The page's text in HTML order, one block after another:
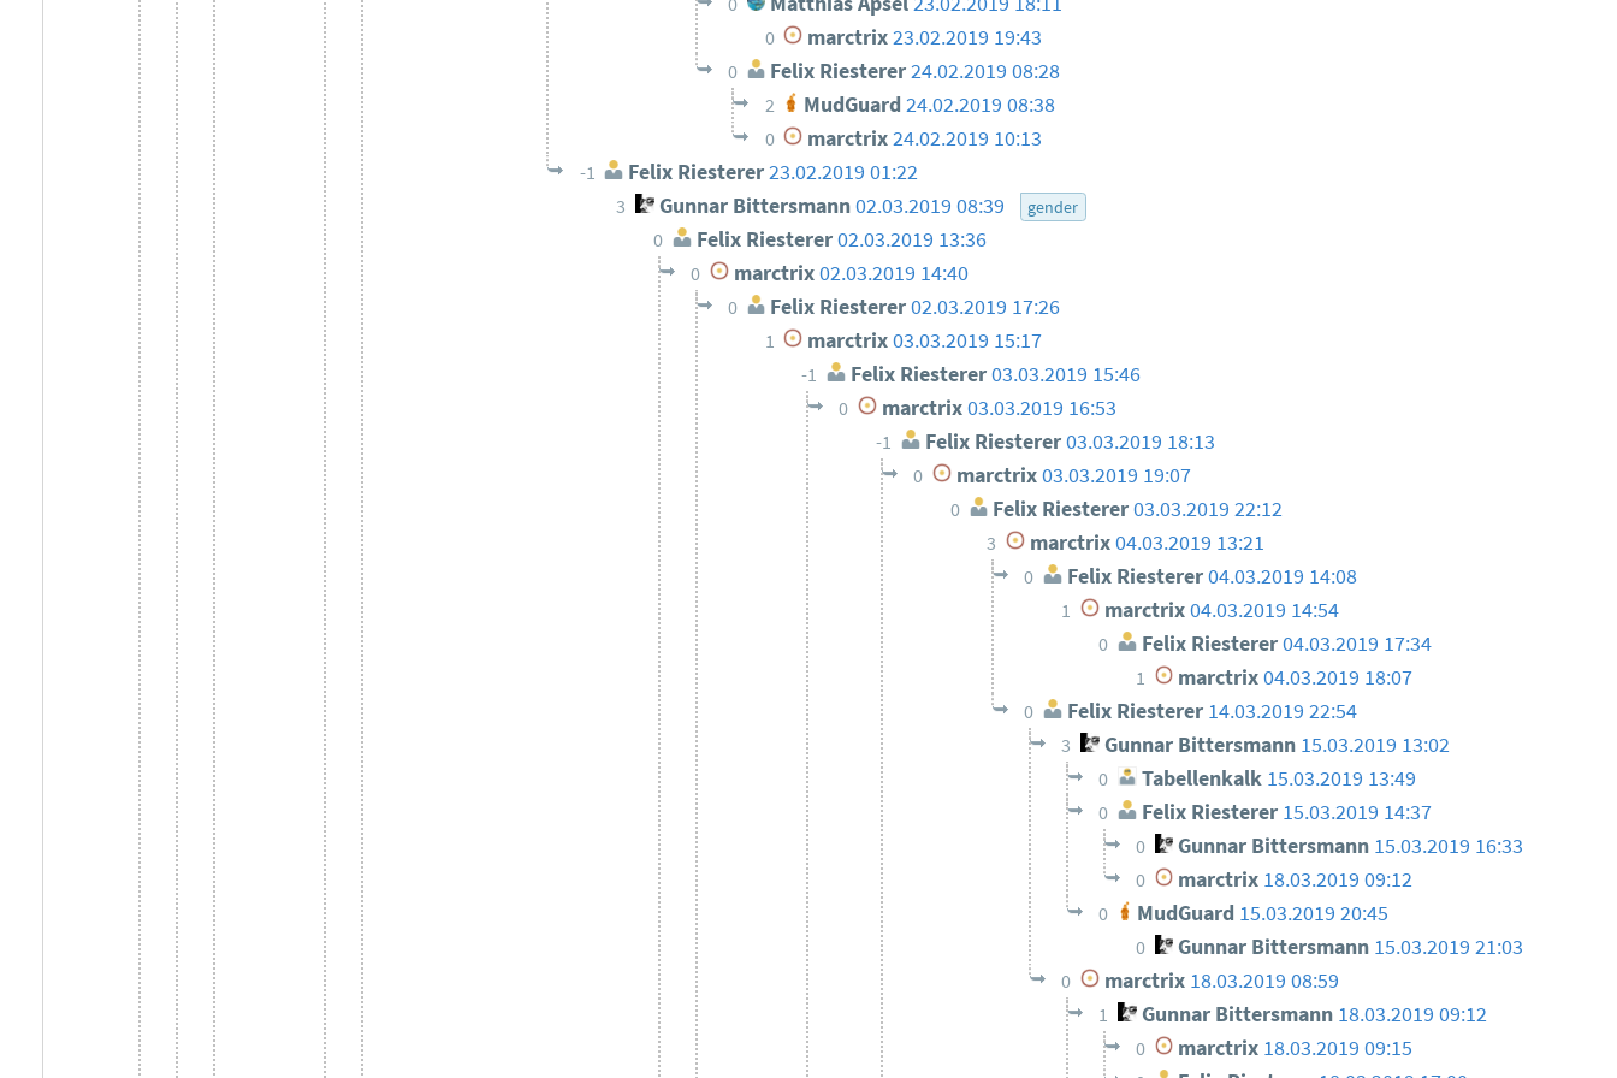
0 marctrix23.02.2019 19:43
0 Felix Riesterer 24.02.2019 08:28
2 MudGuard 24.02.2019 08:38
0 marctrix24.02.2019 10:13
-1 Felix Riesterer23.02.2019 01:22
3 Gunnar Bittersmann02.03.2019 08:39 gender
0 Felix Riesterer02.03.2019 13:36
0 marctrix02.03.2019 14:40
0 Felix Riesterer 02.03.2019 17:26
1 marctrix03.03.2019 15:17
-1 Felix Riesterer03.03.2019 15:46
0 marctrix03.03.2019 16:53
-1 Felix Riesterer03.03.2019 18:13
0 marctrix 03.03.2019 19:07
0 Felix Riesterer03.03.2019 22:12
3 marctrix04.03.2019 13:21
0 Felix Riesterer04.03.2019 14:08
1 marctrix04.03.2019 14:54
0 Felix Riesterer04.03.2019 17:34
1 marctrix 04.03.2019 18:07
0 Felix Riesterer 14.03.2019 22:54
3 Gunnar Bittersmann 15.03.2019 13:02
0 Tabellenkalk 15.03.2019 13:49
0 Felix Riesterer 15.03.2019 14:37
0 Gunnar Bittersmann 15.03.2019 16:33
0 marctrix 18.03.2019 09:12
0 MudGuard 15.03.2019 20:45
0 Gunnar Bittersmann 15.03.2019 21:03
0 marctrix 18.03.2019 08:59
1 Gunnar Bittersmann 18.03.2019 09:12
0 marctrix 18.03.2019 09:15